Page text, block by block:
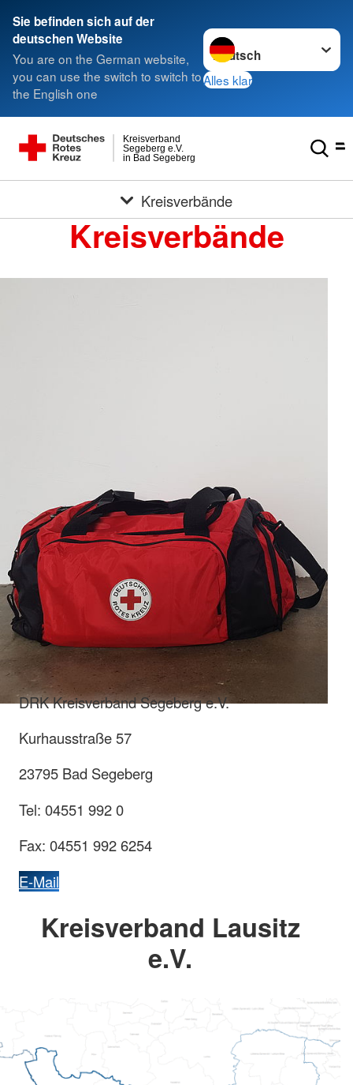
Sie befinden sich auf der
deutschen Website
You are on the German website,
you can use the switch to switch to
the English one
Sprache wechseln zu
Alles klar
in Bad Segeberg
Segeberg e.V.
Kreisverband
Kreisverbände
Kreisverbände
DRK Kreisverband Segeberg e.V.
Kurhausstraße 57
23795 Bad Segeberg
Tel: 04551 992 0
Fax: 04551 992 6254
E-Mail
Kreisverband Lausitz
e.V.